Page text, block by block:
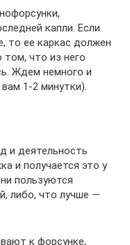
капли. Если
то ее каркас должен
что из него
Ждем немного и
1-2 минутки).
и деятельность
и получается это у
пользуются
либо, что лучше —
к форсунке,